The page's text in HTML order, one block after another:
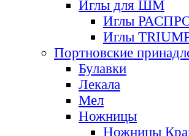
Иглы для ШМ
Иглы
Иглы
Портновские
Булавки
Лекала
Мел
Ножницы
Ножницы